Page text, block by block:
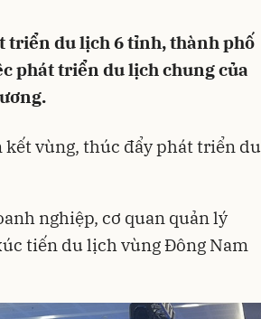
triển du lịch 6 tỉnh, thành phố
phát triển du lịch chung của
kết vùng, thúc đẩy phát triển du
nghiệp, cơ quan quản lý
tiến du lịch vùng Đông Nam